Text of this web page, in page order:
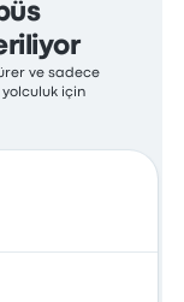
ve sadece
için